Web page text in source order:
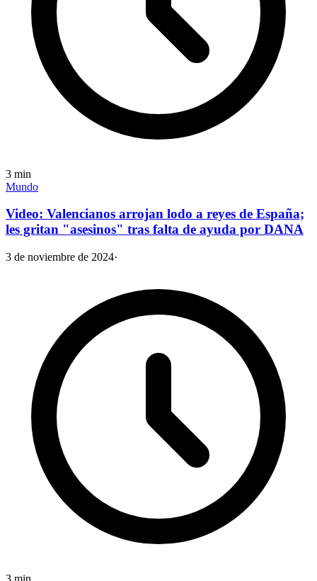
3 min
Mundo
Video: Valencianos arrojan lodo a reyes de España;
les gritan "asesinos" tras falta de ayuda por DANA
3 de noviembre de 2024·